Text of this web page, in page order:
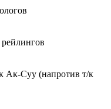
рейлингов
Ак-Суу (напротив т/к